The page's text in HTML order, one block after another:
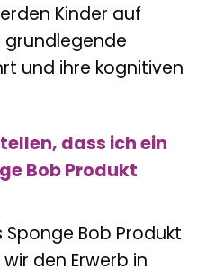
Kinder auf
grundlegende
und ihre kognitiven
dass ich ein
Bob Produkt
Bob Produkt
den Erwerb in